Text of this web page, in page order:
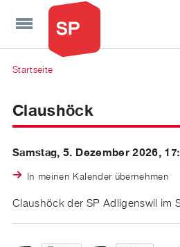
Direkt zum Inhalt
Startseite
Claushöck
Samstag, 5. Dezember 2026,
In meinen Kalender übernehmen
Claushöck der SP Adligenswil im